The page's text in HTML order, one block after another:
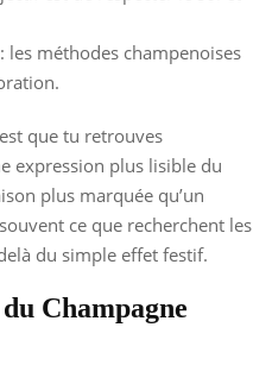
: les méthodes champenoises
que tu retrouves
expression plus lisible du
plus marquée qu’un
ce que recherchent les
du simple effet festif.
Champagne